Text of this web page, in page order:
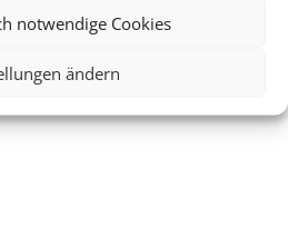
notwendige Cookies
ändern